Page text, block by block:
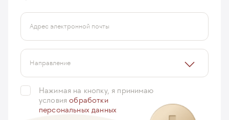
Адрес электронной почты
Направление
Нажимая на кнопку, я принимаю
условияобработки
персональных данных